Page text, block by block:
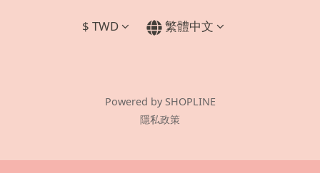
$ TWD 繁體中文
Powered by SHOPLINE
隱私政策